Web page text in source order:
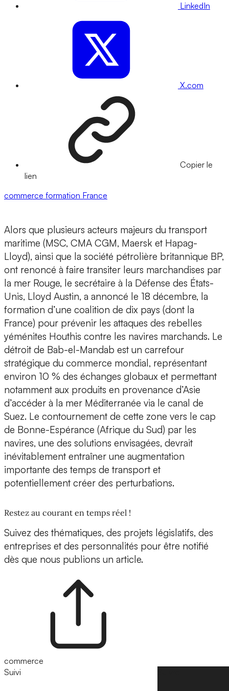
LinkedIn
X.com
Copier le
lien
commerce formation France
Alors que plusieurs acteurs majeurs du transport
maritime (MSC, CMA CGM, Maersk et Hapag-
Lloyd), ainsi que la société pétrolière britannique BP,
ont renoncé à faire transiter leurs marchandises par
la mer Rouge, le secrétaire à la Défense des États-
Unis, Lloyd Austin, a annoncé le 18 décembre, la
formation d’une coalition de dix pays (dont la
France) pour prévenir les attaques des rebelles
yéménites Houthis contre les navires marchands. Le
détroit de Bab-el-Mandab est un carrefour
stratégique du commerce mondial, représentant
environ 10 % des échanges globaux et permettant
notamment aux produits en provenance d’Asie
d’accéder à la mer Méditerranée via le canal de
Suez. Le contournement de cette zone vers le cap
de Bonne-Espérance (Afrique du Sud) par les
navires, une des solutions envisagées, devrait
inévitablement entraîner une augmentation
importante des temps de transport et
potentiellement créer des perturbations.
Restez au courant en temps réel !
Suivez des thématiques, des projets législatifs, des
entreprises et des personnalités pour être notifié
dès que nous publions un article.
commerce
Suivi